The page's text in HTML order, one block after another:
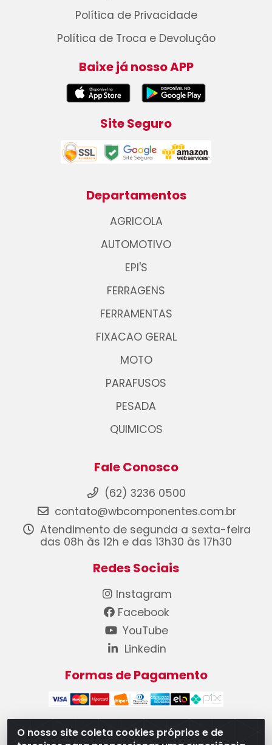
O nosso site coleta cookies próprios e de
Política de Privacidade
Política de Troca e Devolução
Baixe já nosso APP
Site Seguro
Departamentos
AGRICOLA
AUTOMOTIVO
EPI'S
FERRAGENS
FERRAMENTAS
FIXACAO GERAL
MOTO
PARAFUSOS
PESADA
QUIMICOS
Fale Conosco
(62) 3236 0500
contato@wbcomponentes.com.br
Atendimento de segunda a sexta-feira
das 08h às 12h e das 13h30 às 17h30
Redes Sociais
Instagram
Facebook
YouTube
Linkedin
Formas de Pagamento